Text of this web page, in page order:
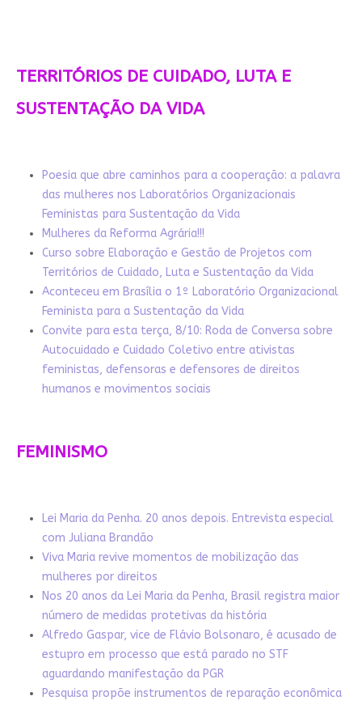
TERRITÓRIOS DE CUIDADO, LUTA E
SUSTENTAÇÃO DA VIDA
Poesia que abre caminhos para a cooperação: a palavra
das mulheres nos Laboratórios Organizacionais
Feministas para Sustentação da Vida
Mulheres da Reforma Agrária!!!
Curso sobre Elaboração e Gestão de Projetos com
Territórios de Cuidado, Luta e Sustentação da Vida
Aconteceu em Brasília o 1º Laboratório Organizacional
Feminista para a Sustentação da Vida
Convite para esta terça, 8/10: Roda de Conversa sobre
Autocuidado e Cuidado Coletivo entre ativistas
feministas, defensoras e defensores de direitos
humanos e movimentos sociais
FEMINISMO
Lei Maria da Penha. 20 anos depois. Entrevista especial
com Juliana Brandão
Viva Maria revive momentos de mobilização das
mulheres por direitos
Nos 20 anos da Lei Maria da Penha, Brasil registra maior
número de medidas protetivas da história
Alfredo Gaspar, vice de Flávio Bolsonaro, é acusado de
estupro em processo que está parado no STF
aguardando manifestação da PGR
Pesquisa propõe instrumentos de reparação econômica